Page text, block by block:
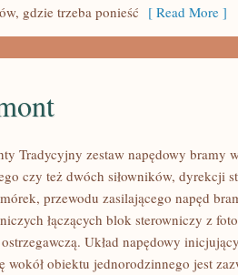
gdzie trzeba ponieść [ Read More ]
Tradycyjny zestaw napędowy bramy
czy też dwóch siłowników, dyrekcji
przewodu zasilającego napęd
łączących blok sterowniczy z
Układ napędowy
wokół obiektu jednorodzinnego jest